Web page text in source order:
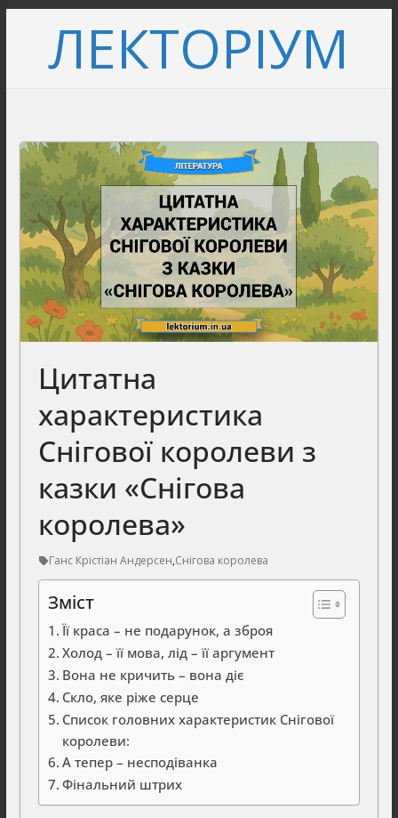
вмістуЛЕКТОРІУМ
Цитатна
характеристика
Снігової королеви з
казки «Снігова
королева»
Ганс Крістіан Андерсен,Снігова королева
Зміст
Її краса – не подарунок, а зброя
Холод – її мова, лід – її аргумент
Вона не кричить – вона діє
Скло, яке ріже серце
Список головних характеристик Снігової
королеви:
А тепер – несподіванка
Фінальний штрих